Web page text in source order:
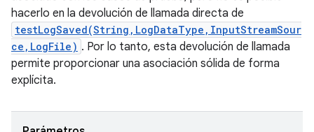
hacerlo en la devolución de llamada directa de
testLogSaved(String,LogDataType,InputStreamSour
ce,LogFile) . Por lo tanto, esta devolución de llamada
permite proporcionar una asociación sólida de forma
explícita.